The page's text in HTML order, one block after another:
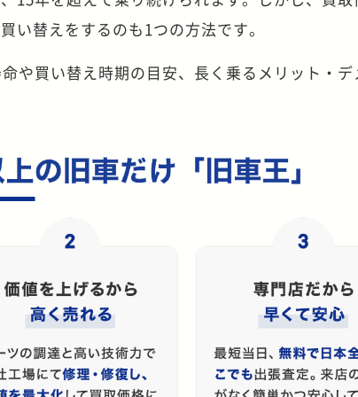
い替えをするのも1つの方法です。
や買い替え時期の目安、長く乗るメリット・